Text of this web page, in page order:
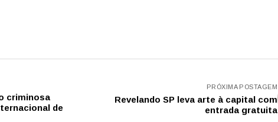
criminosa
de
PRÓXIMA POSTAGEM
Revelando SP leva arte à capital com
entrada gratuita